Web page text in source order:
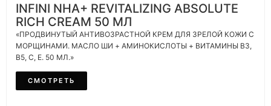
INFINI NHA+ REVITALIZING ABSOLUTE
RICH CREAM 50 МЛ
«ПРОДВИНУТЫЙ АНТИВОЗРАСТНОЙ КРЕМ ДЛЯ ЗРЕЛОЙ КОЖИ С
МОРЩИНАМИ. МАСЛО ШИ + АМИНОКИСЛОТЫ + ВИТАМИНЫ B3,
B5, C, E. 50 МЛ.»
СМОТРЕТЬ